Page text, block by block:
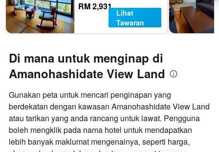
RM 2,931
Lihat
Tawaran
Di mana untuk menginap di
Amanohashidate View Land
Gunakan peta untuk mencari penginapan yang
berdekatan dengan kawasan Amanohashidate View Land
atau tarikan yang anda rancang untuk lawat. Pengguna
boleh mengklik pada nama hotel untuk mendapatkan
lebih banyak maklumat mengenainya, seperti harga,